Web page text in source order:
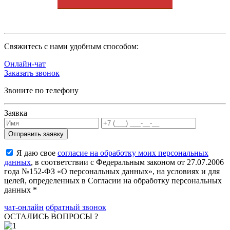
Cвяжитесь с нами удобным способом:
Онлайн-чат
Заказать звонок
Звоните по телефону
Заявка
Я даю свое согласие на обработку моих персональных
данных, в соответствии с Федеральным законом от 27.07.2006
года №152-ФЗ «О персональных данных», на условиях и для
целей, определенных в Согласии на обработку персональных
данных *
чат-онлайн обратный звонок
ОСТАЛИСЬ ВОПРОСЫ ?